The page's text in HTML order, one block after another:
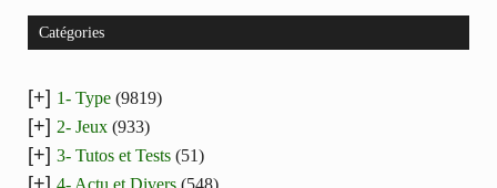
Catégories
[+] 1- Type (9819)
[+] 2- Jeux (933)
[+] 3- Tutos et Tests (51)